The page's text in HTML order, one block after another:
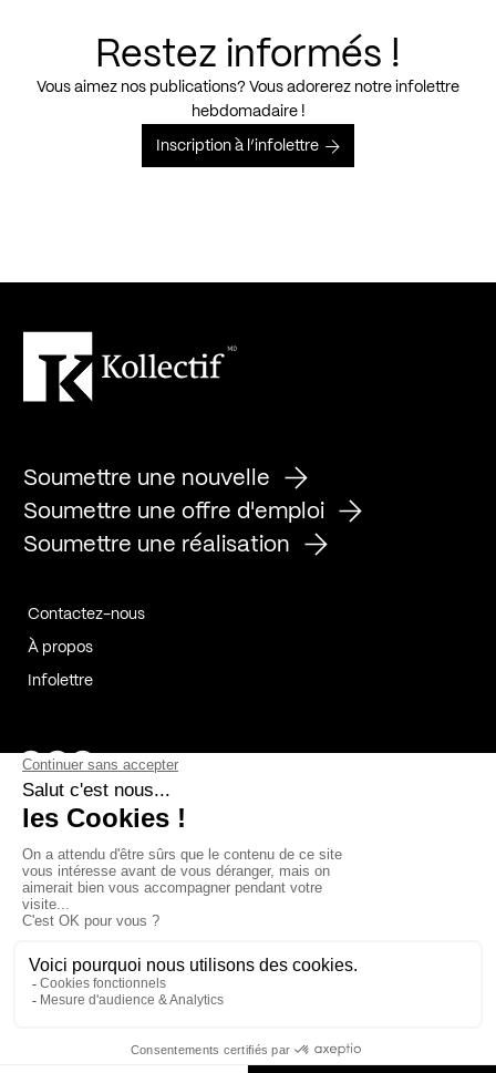
Restez informés !
Vous aimez nos publications? Vous adorerez notre infolettre
hebdomadaire !
Inscription à l’infolettre
Soumettre une nouvelle
Soumettre une offre d'emploi
Soumettre une réalisation
Contactez-nous
À propos
Infolettre
Page Facebook de Kollectif
Page Instagram de Kollectif
Page Linkedin de Kollectif
Bâtiment-Durable-Québec-1
Esquisses-1IRAC-1
MP-1 v2com-1
Cookies